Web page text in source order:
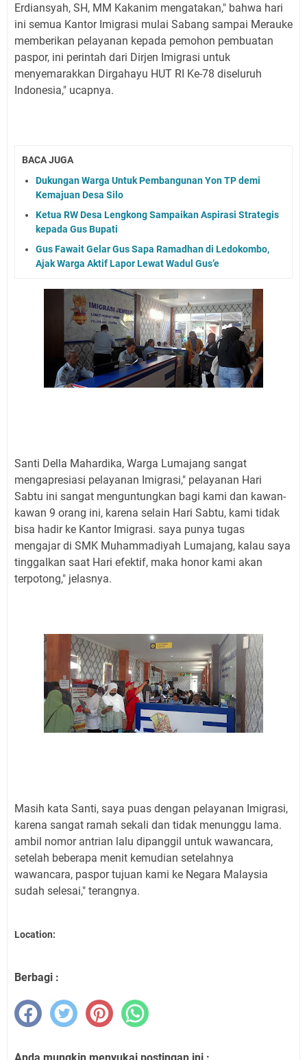
Erdiansyah, SH, MM Kakanim mengatakan," bahwa hari
ini semua Kantor Imigrasi mulai Sabang sampai Merauke
memberikan pelayanan kepada pemohon pembuatan
paspor, ini perintah dari Dirjen Imigrasi untuk
menyemarakkan Dirgahayu HUT RI Ke-78 diseluruh
Indonesia," ucapnya.
BACA JUGA
Dukungan Warga Untuk Pembangunan Yon TP demi
Kemajuan Desa Silo
Ketua RW Desa Lengkong Sampaikan Aspirasi Strategis
kepada Gus Bupati
Gus Fawait Gelar Gus Sapa Ramadhan di Ledokombo,
Ajak Warga Aktif Lapor Lewat Wadul Gus’e
Santi Della Mahardika, Warga Lumajang sangat
mengapresiasi pelayanan Imigrasi," pelayanan Hari
Sabtu ini sangat menguntungkan bagi kami dan kawan-
kawan 9 orang ini, karena selain Hari Sabtu, kami tidak
bisa hadir ke Kantor Imigrasi. saya punya tugas
mengajar di SMK Muhammadiyah Lumajang, kalau saya
tinggalkan saat Hari efektif, maka honor kami akan
terpotong," jelasnya.
Masih kata Santi, saya puas dengan pelayanan Imigrasi,
karena sangat ramah sekali dan tidak menunggu lama.
ambil nomor antrian lalu dipanggil untuk wawancara,
setelah beberapa menit kemudian setelahnya
wawancara, paspor tujuan kami ke Negara Malaysia
sudah selesai," terangnya.
Location:
Berbagi :
Anda mungkin menyukai postingan ini :